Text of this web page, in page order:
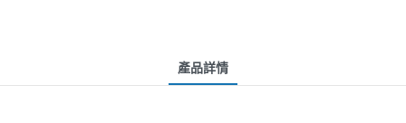
產品詳情